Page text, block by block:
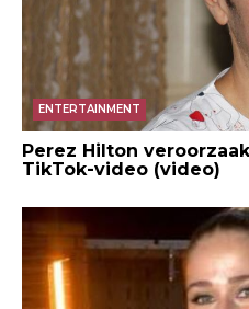
ENTERTAINMENT
Perez Hilton
TikTok-video (video)